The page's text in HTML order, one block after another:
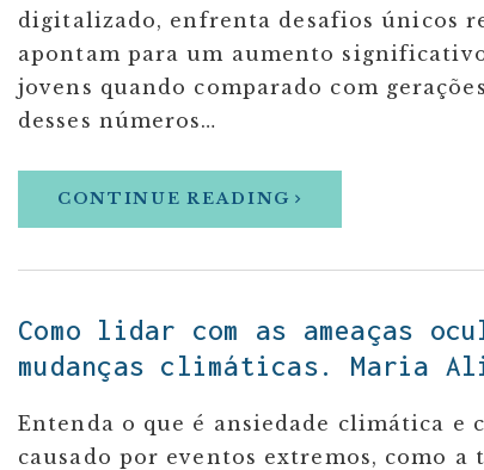
digitalizado, enfrenta desafios únicos
apontam para um aumento significativo
jovens quando comparado com
desses números…
CONTINUE READING
Como lidar com as ameaças
mudanças climáticas. Maria
Entenda o que é ansiedade climática e
causado por eventos extremos, como